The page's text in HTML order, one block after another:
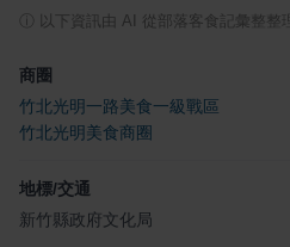
ⓘ 以下資訊由 AI 從部落客食記彙整整理
商圈
竹北光明一路美食一級戰區
竹北光明美食商圈
地標/交通
新竹縣政府文化局